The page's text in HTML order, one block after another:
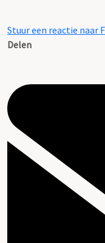
Stuur een reactie naar
Delen